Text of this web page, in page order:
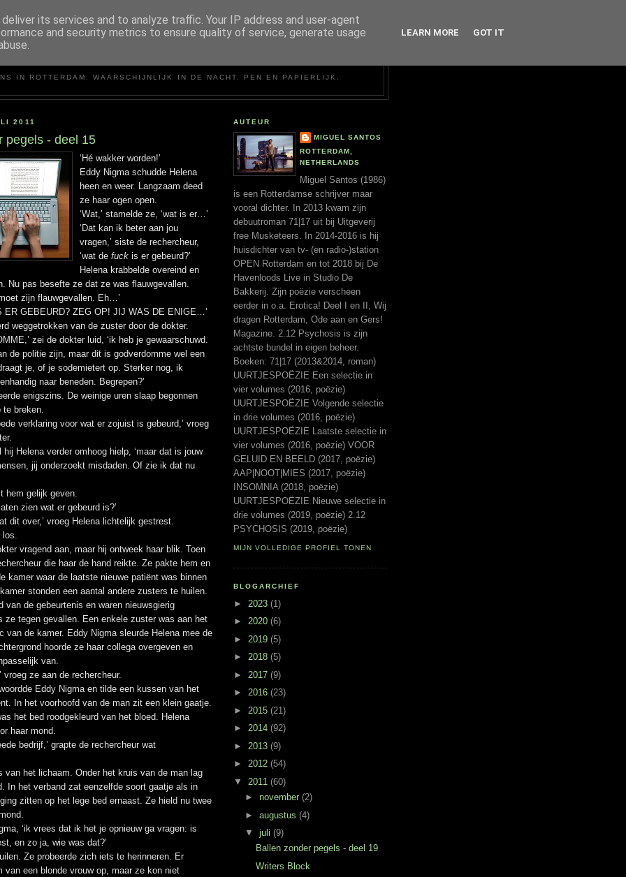
IN ROTTERDAM. WAARSCHIJNLIJK IN DE NACHT. PEN EN PAPIERLIJK.
2011
pegels - deel 15
‘Hé wakker worden!’
Eddy Nigma schudde Helena
heen en weer. Langzaam deed
ze haar ogen open.
‘Wat,’ stamelde ze, ‘wat is er…’
‘Dat kan ik beter aan jou
vragen,’ siste de rechercheur,
‘wat de fuck is er gebeurd?’
Helena krabbelde overeind en
Nu pas besefte ze dat ze was flauwgevallen.
zijn flauwgevallen. Eh…’
ER GEBEURD? ZEG OP! JIJ WAS DE ENIGE…’
weggetrokken van de zuster door de dokter.
zei de dokter luid, ‘ik heb je gewaarschuwd.
de politie zijn, maar dit is godverdomme wel een
je, of je sodemietert op. Sterker nog, ik
naar beneden. Begrepen?’
enigszins. De weinige uren slaap begonnen
te breken.
verklaring voor wat er zojuist is gebeurd,’ vroeg
hij Helena verder omhoog hielp, ‘maar dat is jouw
jij onderzoekt misdaden. Of zie ik dat nu
hem gelijk geven.
zien wat er gebeurd is?’
dit over,’ vroeg Helena lichtelijk gestrest.
los.
vragend aan, maar hij ontweek haar blik. Toen
die haar de hand reikte. Ze pakte hem en
kamer waar de laatste nieuwe patiënt was binnen
stonden een aantal andere zusters te huilen.
van de gebeurtenis en waren nieuwsgierig
ze tegen gevallen. Een enkele zuster was aan het
van de kamer. Eddy Nigma sleurde Helena mee de
hoorde ze haar collega overgeven en
van.
vroeg ze aan de rechercheur.
Eddy Nigma en tilde een kussen van het
In het voorhoofd van de man zit een klein gaatje.
het bed roodgekleurd van het bloed. Helena
haar mond.
bedrijf,’ grapte de rechercheur wat
van het lichaam. Onder het kruis van de man lag
In het verband zat eenzelfde soort gaatje als in
zitten op het lege bed ernaast. Ze hield nu twee
‘ik vrees dat ik het je opnieuw ga vragen: is
en zo ja, wie was dat?’
Ze probeerde zich iets te herinneren. Er
van een blonde vrouw op, maar ze kon niet
AUTEUR
MIGUEL SANTOS
ROTTERDAM,
NETHERLANDS
Miguel Santos (1986)
is een Rotterdamse schrijver maar
vooral dichter. In 2013 kwam zijn
debuutroman 71|17 uit bij Uitgeverij
free Musketeers. In 2014-2016 is hij
huisdichter van tv- (en radio-)station
OPEN Rotterdam en tot 2018 bij De
Havenloods Live in Studio De
Bakkerij. Zijn poëzie verscheen
eerder in o.a. Erotica! Deel I en II, Wij
dragen Rotterdam, Ode aan en Gers!
Magazine. 2.12 Psychosis is zijn
achtste bundel in eigen beheer.
Boeken: 71|17 (2013&2014, roman)
UURTJESPOËZIE Een selectie in
vier volumes (2016, poëzie)
UURTJESPOËZIE Volgende selectie
in drie volumes (2016, poëzie)
UURTJESPOËZIE Laatste selectie in
vier volumes (2016, poëzie) VOOR
GELUID EN BEELD (2017, poëzie)
AAP|NOOT|MIES (2017, poëzie)
INSOMNIA (2018, poëzie)
UURTJESPOËZIE Nieuwe selectie in
drie volumes (2019, poëzie) 2.12
PSYCHOSIS (2019, poëzie)
MIJN VOLLEDIGE PROFIEL TONEN
BLOGARCHIEF
► 2023 (1)
► 2020 (6)
► 2019 (5)
► 2018 (5)
► 2017 (9)
► 2016 (23)
► 2015 (21)
► 2014 (92)
► 2013 (9)
► 2012 (54)
▼ 2011 (60)
► november (2)
► augustus (4)
▼ juli (9)
Ballen zonder pegels - deel 19
Writers Block
its services and to analyze traffic. Your IP address and user-agent
and security metrics to ensure quality of service, generate usage
LEARN MORE GOT IT